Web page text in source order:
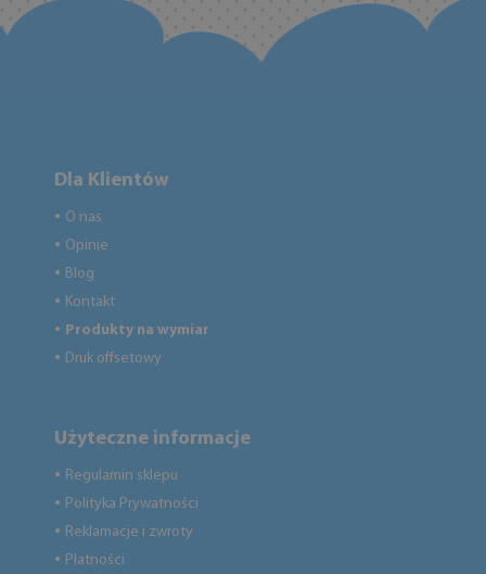
Dla Klientów
● O nas
● Opinie
● Blog
● Kontakt
● Produkty na wymiar
● Druk offsetowy
Użyteczne informacje
● Regulamin sklepu
● Polityka Prywatności
● Reklamacje i zwroty
● Płatności